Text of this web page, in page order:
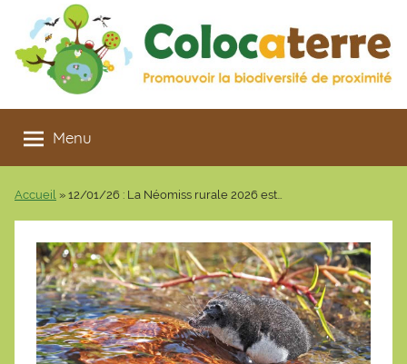
contenu
Colocaterre
Promouvoir
la
proximité
Menu
Accueil » 12/01/26 : La Néomiss rurale 2026 est…